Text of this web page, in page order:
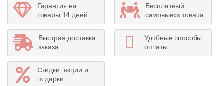
Гарантия на
товары 14 дней
Бесплатный
самовывоз товара
Быстрая доставка
заказа
Удобные способы
оплаты
Скидки, акции и
подарки